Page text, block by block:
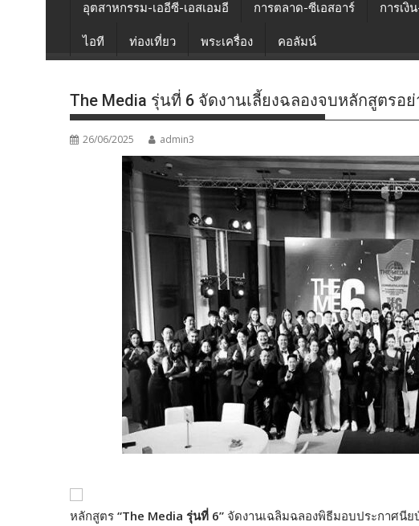
อุตสาหกรรม-เออีซี-เอสเอมอี การตลาด-ซีเอสอาร์ การเงิ
ไอที ท่องเที่ยว พระเครื่อง คอลัมน์
The Media รุ่นที่ 6 จัดงานเลี้ยงฉลองจบหลักสูตรอ
26/06/2025 admin3
หลักสูตร “The Media รุ่นที่ 6” จัดงานเฉลิมฉลองพิธีมอบประกาศนี